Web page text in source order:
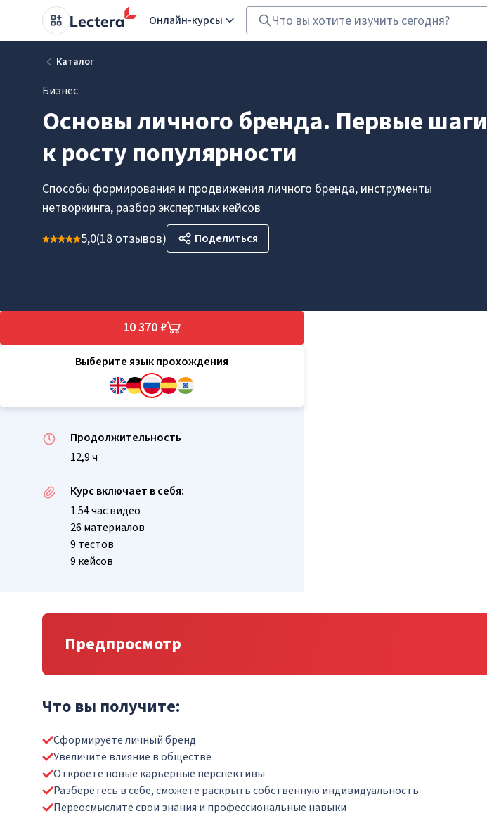
Онлайн-курсы
Каталог
Бизнес
Основы личного бренда. Первые шаги
к росту популярности
Способы формирования и продвижения личного бренда, инструменты
нетворкинга, разбор экспертных кейсов
5,0(18 отзывов) Поделиться
10 370 ₽
Выберите язык прохождения
Продолжительность
12,9 ч
Курс включает в себя:
1:54 час видео
26 материалов
9 тестов
9 кейсов
Предпросмотр
Что вы получите:
Сформируете личный бренд
Увеличите влияние в обществе
Откроете новые карьерные перспективы
Разберетесь в себе, сможете раскрыть собственную индивидуальность
Переосмыслите свои знания и профессиональные навыки